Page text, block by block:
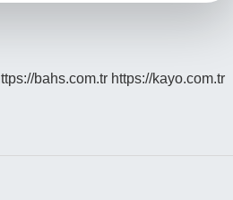
bahs.com.tr https://kayo.com.tr